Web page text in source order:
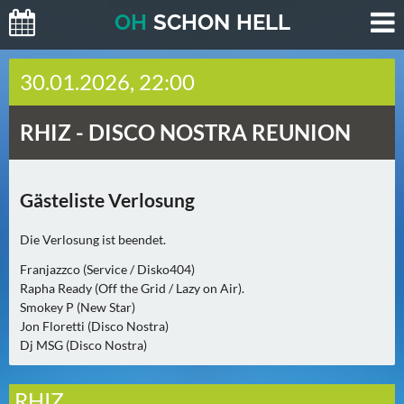
OH SCHON HELL
H
E
T
E
0
M
O
R
G
E
(
30.01.2026, 22:00
RHIZ - DISCO NOSTRA REUNION
Gästeliste Verlosung
Die Verlosung ist beendet.
Franjazzco (Service / Disko404)
Rapha Ready (Off the Grid / Lazy on Air).
Smokey P (New Star)
Jon Floretti (Disco Nostra)
Dj MSG (Disco Nostra)